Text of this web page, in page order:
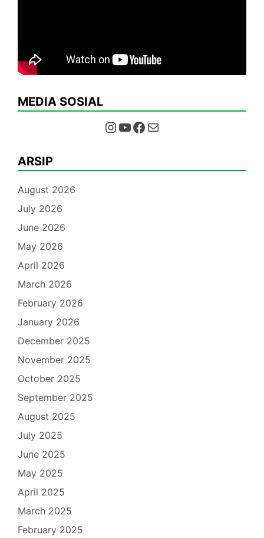
MEDIA SOSIAL
Instagram YouTube Facebook Mail
ARSIP
August 2026
July 2026
June 2026
May 2026
April 2026
March 2026
February 2026
January 2026
December 2025
November 2025
October 2025
September 2025
August 2025
July 2025
June 2025
May 2025
April 2025
March 2025
February 2025